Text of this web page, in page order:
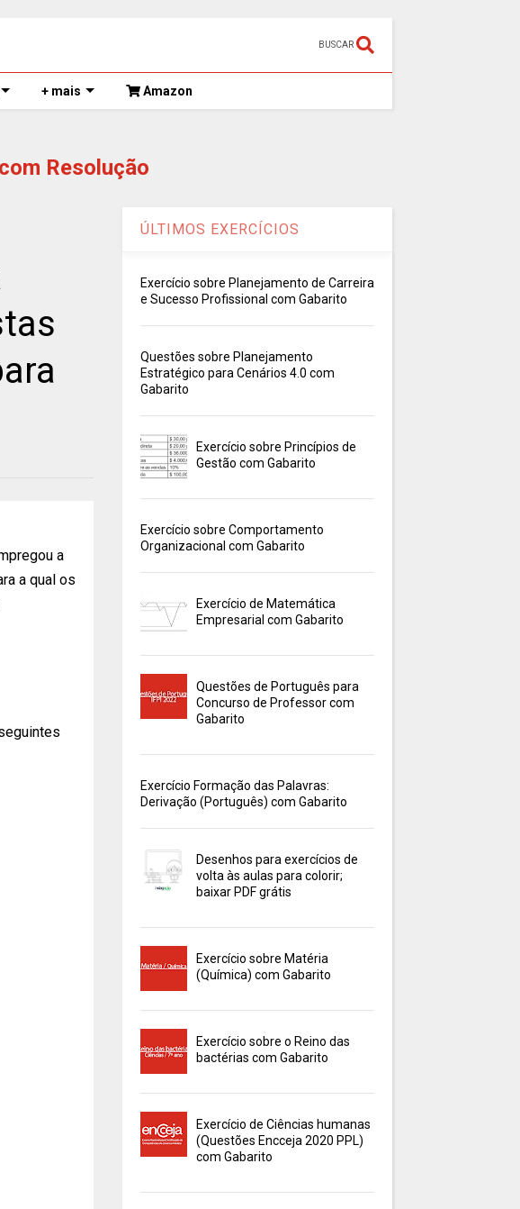
BUSCAR
+ mais Amazon
Resolução
a
a qual os
ÚLTIMOS EXERCÍCIOS
Exercício sobre Planejamento de Carreira
e Sucesso Profissional com Gabarito
Questões sobre Planejamento
Estratégico para Cenários 4.0 com
Gabarito
Exercício sobre Princípios de
Gestão com Gabarito
Exercício sobre Comportamento
Organizacional com Gabarito
Exercício de Matemática
Empresarial com Gabarito
Questões de Português para
Concurso de Professor com
Gabarito
Exercício Formação das Palavras:
Derivação (Português) com Gabarito
Desenhos para exercícios de
volta às aulas para colorir;
baixar PDF grátis
Exercício sobre Matéria
(Química) com Gabarito
Exercício sobre o Reino das
bactérias com Gabarito
Exercício de Ciências humanas
(Questões Encceja 2020 PPL)
com Gabarito